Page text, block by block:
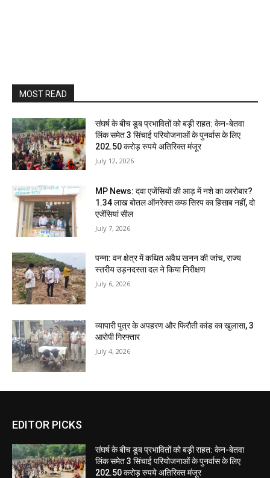
MOST READ
संघर्ष के बीच डूब प्रभावितों को बड़ी राहत: केन-बेतवा
लिंक समेत 3 सिंचाई परियोजनाओं के पुनर्वास के लिए
202.50 करोड़ रुपये अतिरिक्त मंजूर
July 12, 2026
MP News: दवा एजेंसियों की आड़ में नशे का कारोबार?
1.34 लाख बोतल ऑनरेक्स कफ सिरप का हिसाब नहीं, दो
एजेंसियां सील
July 7, 2026
पन्ना: वन क्षेत्र में कथित अवैध खनन की जांच, राज्य
स्तरीय उड़नदस्ता दल ने किया निरीक्षण
July 6, 2026
व्यापारी पुत्र के अपहरण और फिरौती कांड का खुलासा, 3
आरोपी गिरफ्तार
July 4, 2026
EDITOR PICKS
संघर्ष के बीच डूब प्रभावितों को बड़ी राहत: केन-बेतवा
लिंक समेत 3 सिंचाई परियोजनाओं के पुनर्वास के लिए
202.50 करोड़ रुपये अतिरिक्त मंजूर